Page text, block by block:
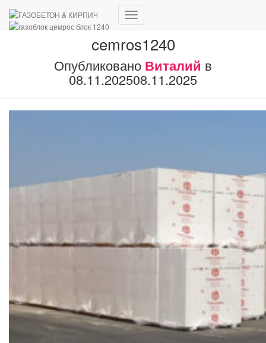
Переключить
cemros1240
Опубликовано Виталий в
08.11.202508.11.2025